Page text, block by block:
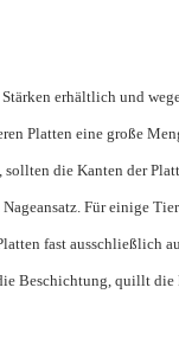
erhältlich und
Platten eine große
die Kanten der
Für einige
fast ausschließlich
Beschichtung, quillt die